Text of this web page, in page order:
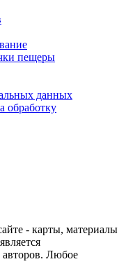
пещеры
данных
обработку
- карты, материалы
авторов. Любое